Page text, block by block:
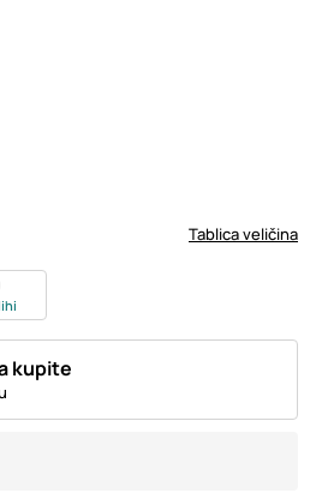
Tablica veličina
kupite